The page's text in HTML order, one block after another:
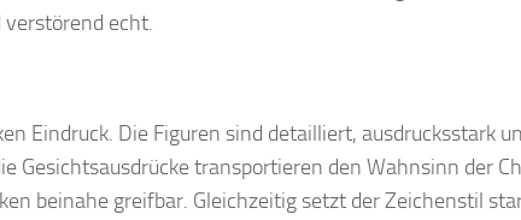
echt.
Eindruck. Die Figuren sind detailliert, ausdrucksstark
Gesichtsausdrücke transportieren den Wahnsinn der
beinahe greifbar. Gleichzeitig setzt der Zeichenstil